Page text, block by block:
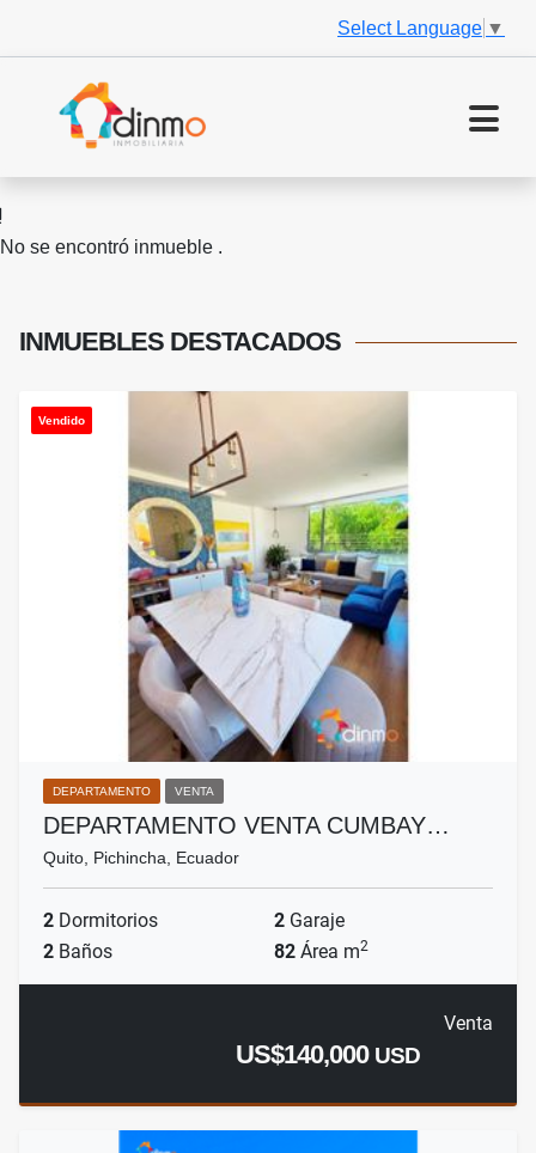
Select Language ▼
No se encontró inmueble .
INMUEBLES DESTACADOS
Vendido
DEPARTAMENTO VENTA
DEPARTAMENTO VENTA CUMBAY…
Quito, Pichincha, Ecuador
2 Dormitorios 2 Garaje
2 Baños 82 Área m2
Venta
US$140,000 USD